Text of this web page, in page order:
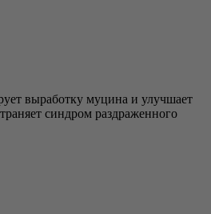
выработку муцина и улучшает
синдром раздраженного